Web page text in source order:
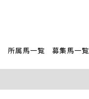
所属馬一覧 募集馬一覧